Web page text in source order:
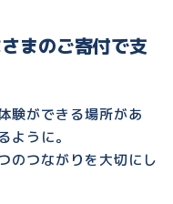
まのご寄付で支
験ができる場所があ
ように。
のつながりを大切にし